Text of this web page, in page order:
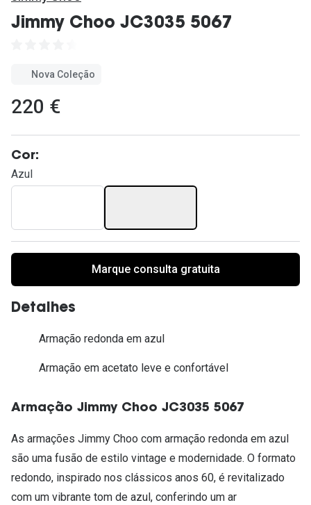
Jimmy Choo JC3035 5067
Nova Coleção
220 €
Cor:
Azul
Marque consulta gratuita
Detalhes
Armação redonda em azul
Armação em acetato leve e confortável
Armação Jimmy Choo JC3035 5067
As armações Jimmy Choo com armação redonda em azul
são uma fusão de estilo vintage e modernidade. O formato
redondo, inspirado nos clássicos anos 60, é revitalizado
com um vibrante tom de azul, conferindo um ar